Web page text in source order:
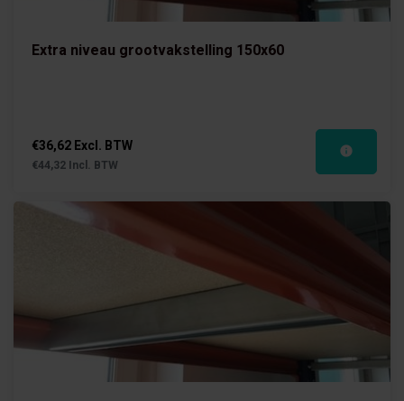
Extra niveau grootvakstelling 150x60
€36,62 Excl. BTW
€44,32 Incl. BTW